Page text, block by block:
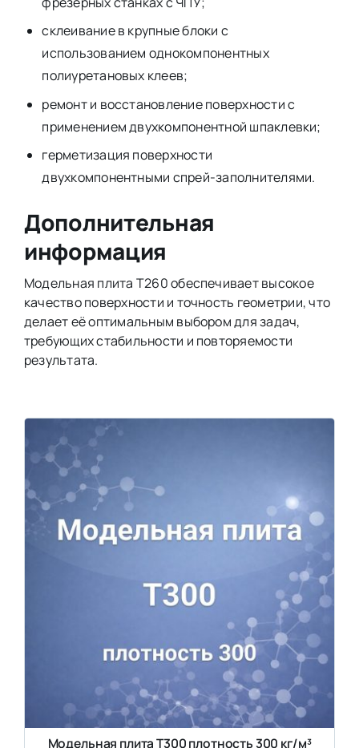
склеивание в крупные блоки с
использованием однокомпонентных
полиуретановых клеев;
ремонт и восстановление поверхности с
применением двухкомпонентной шпаклевки;
герметизация поверхности
двухкомпонентными спрей-заполнителями.
Дополнительная
информация
Модельная плита Т260 обеспечивает высокое
качество поверхности и точность геометрии, что
делает её оптимальным выбором для задач,
требующих стабильности и повторяемости
результата.
Модельная плита Т300 плотность 300 кг/м³